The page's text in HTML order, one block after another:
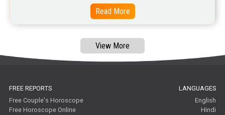
Astrology Consultancy Reviews
Free Janam Kundali Reviews
Free Astrology Reviews
Read More
View More
FREE REPORTS
Free Couple's Horoscope
Free Horoscope Online
LANGUAGES
English
Hindi